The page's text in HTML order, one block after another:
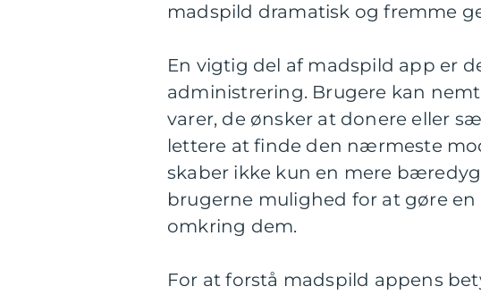
madspild dramatisk og fremme
En vigtig del af madspild app er
administrering. Brugere kan
varer, de ønsker at donere eller
lettere at finde den nærmeste
skaber ikke kun en mere
brugerne mulighed for at gøre
omkring dem.
For at forstå madspild appens